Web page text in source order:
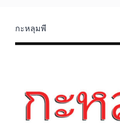
กะหลุมพี